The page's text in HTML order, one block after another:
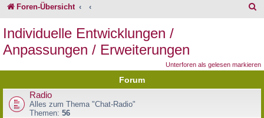
Foren-Übersicht
Individuelle Entwicklungen /
Anpassungen / Erweiterungen
Unterforen als gelesen markieren
Forum
Radio
Alles zum Thema "Chat-Radio"
Themen: 56